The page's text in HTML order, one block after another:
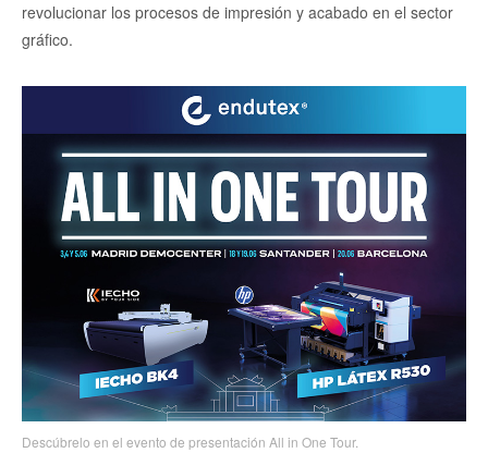
revolucionar los procesos de impresión y acabado en el sector
gráfico.
Descúbrelo en el evento de presentación All in One Tour.